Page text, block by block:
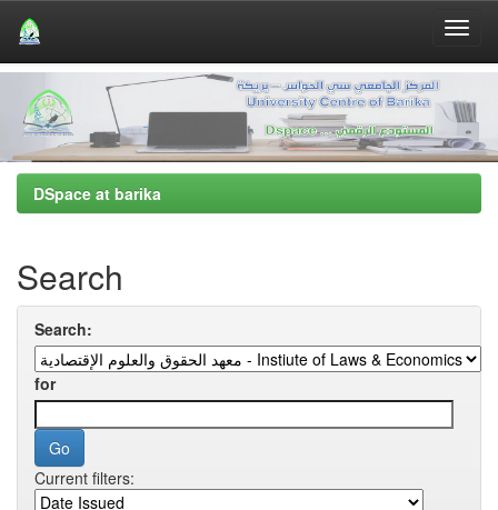
navigation
DSpace at barika
Search
Search:
for
Current filters: